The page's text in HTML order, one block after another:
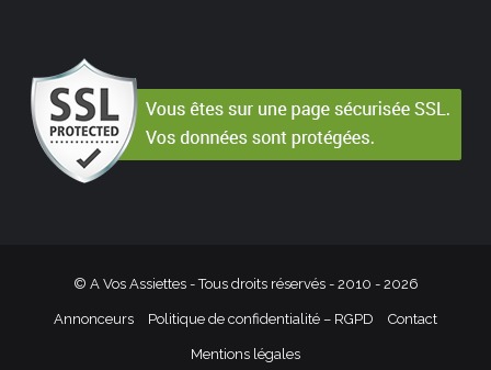
© A Vos Assiettes - Tous droits réservés - 2010 - 2026
Annonceurs Politique de confidentialité – RGPD Contact
Mentions légales